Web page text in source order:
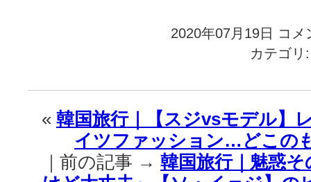
2020年07月19日
韓
旅
｜
報)
【キ
ム・
ピ
コメ
カテゴ
« 韓国旅行｜【スジvsモデル】
イツファッション…どこの
｜前の記事 → 韓国旅行｜魅惑